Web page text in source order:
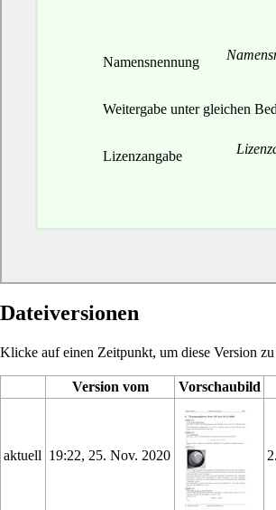
Namensnennung
Weitergabe unter gleichen
Lizenzangabe
Dateiversionen
Klicke auf einen Zeitpunkt, um diese Version zu
Version vom Vorschaubild
aktuell 19:22, 25. Nov. 2020